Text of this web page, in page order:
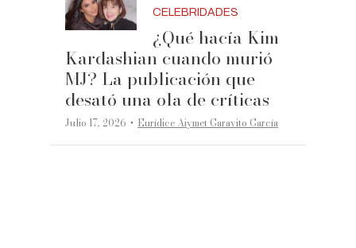
CELEBRIDADES
¿Qué hacía Kim
Kardashian cuando murió
MJ? La publicación que
desató una ola de críticas
Julio 17, 2026 ·Eurídice Aiymet Garavito García